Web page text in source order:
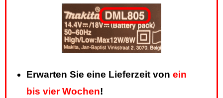
Erwarten Sie eine Lieferzeit von ein
bis vier Wochen!